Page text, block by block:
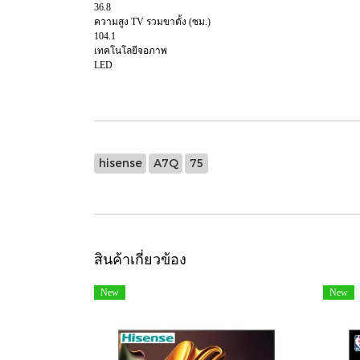
36.8
ความสูง TV รวมขาตั้ง (ซม.)
104.1
เทคโนโลยีจอภาพ
LED
hisense A7Q 75
สินค้าเกี่ยวข้อง
New New